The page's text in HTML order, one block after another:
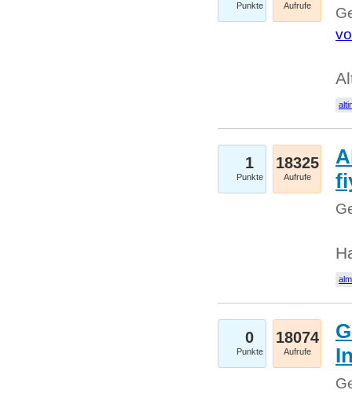
Punkte Aufrufe
1
Punkte
18325
Aufrufe
0
Punkte
18074
Aufrufe